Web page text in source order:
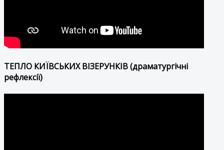
ТЕПЛО КИЇВСЬКИХ ВІЗЕРУНКІВ (драматургічні
рефлексії)